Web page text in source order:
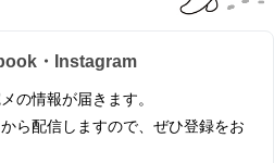
・Instagram
の情報が届きます。
ら配信しますので、ぜひ登録をお